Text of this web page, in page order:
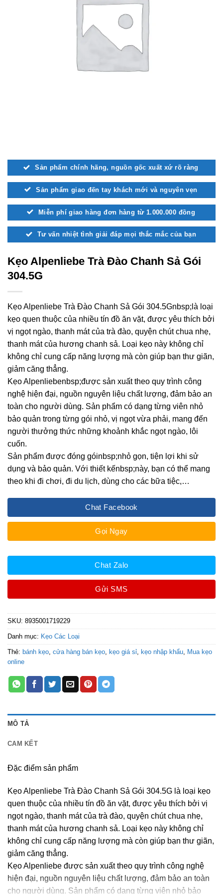
Sản phẩm chính hãng, nguồn gốc xuất xứ rõ ràng
Sản phẩm giao đến tay khách mới và nguyên vẹn
Miễn phí giao hàng đơn hàng từ 1.000.000 đồng
Tư vấn nhiệt tình giải đáp mọi thắc mắc của bạn
Kẹo Alpenliebe Trà Đào Chanh Sả Gói
304.5G
Kẹo Alpenliebe Trà Đào Chanh Sả Gói 304.5Gnbsp;là loại
kẹo quen thuộc của nhiều tín đồ ăn vặt, được yêu thích bởi
vị ngọt ngào, thanh mát của trà đào, quyện chút chua nhẹ,
thanh mát của hương chanh sả. Loại kẹo này không chỉ
không chỉ cung cấp năng lượng mà còn giúp bạn thư giãn,
giảm căng thẳng.
Kẹo Alpenliebenbsp;được sản xuất theo quy trình công
nghệ hiện đại, nguồn nguyên liệu chất lượng, đảm bảo an
toàn cho người dùng. Sản phẩm có dạng từng viên nhỏ
bảo quản trong từng gói nhỏ, vị ngọt vừa phải, mang đến
người thưởng thức những khoảnh khắc ngọt ngào, lôi
cuốn.
Sản phẩm được đóng góinbsp;nhỏ gọn, tiện lợi khi sử
dụng và bảo quản. Với thiết kếnbsp;này, bạn có thể mang
theo khi đi chơi, đi du lịch, dùng cho các bữa tiệc,…
Chat Facebook
Gọi Ngay
Chat Zalo
Gửi SMS
SKU: 8935001719229
Danh mục: Kẹo Các Loại
Thẻ: bánh kẹo, cửa hàng bán kẹo, kẹo giá sỉ, kẹo nhập khẩu, Mua kẹo
online
MÔ TẢ
CAM KẾT
Đặc điểm sản phẩm
Kẹo Alpenliebe Trà Đào Chanh Sả Gói 304.5G là loại kẹo
quen thuộc của nhiều tín đồ ăn vặt, được yêu thích bởi vị
ngọt ngào, thanh mát của trà đào, quyện chút chua nhẹ,
thanh mát của hương chanh sả. Loại kẹo này không chỉ
không chỉ cung cấp năng lượng mà còn giúp bạn thư giãn,
giảm căng thẳng.
Kẹo Alpenliebe được sản xuất theo quy trình công nghệ
hiện đại, nguồn nguyên liệu chất lượng, đảm bảo an toàn
cho người dùng. Sản phẩm có dạng từng viên nhỏ bảo